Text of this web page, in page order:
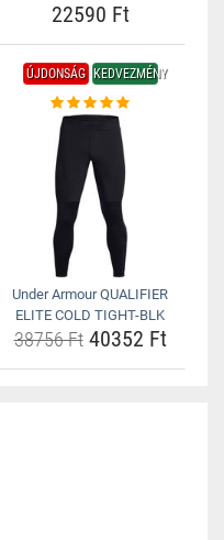
22590 Ft
ÚJDONSÁG KEDVEZMÉNY
Under Armour QUALIFIER
ELITE COLD TIGHT-BLK
38756 Ft40352 Ft